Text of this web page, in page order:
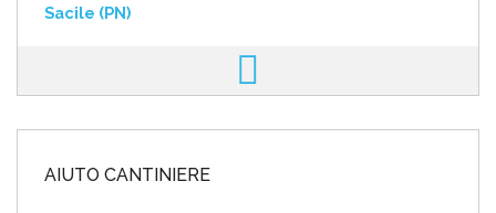
Sacile (PN)
AIUTO CANTINIERE